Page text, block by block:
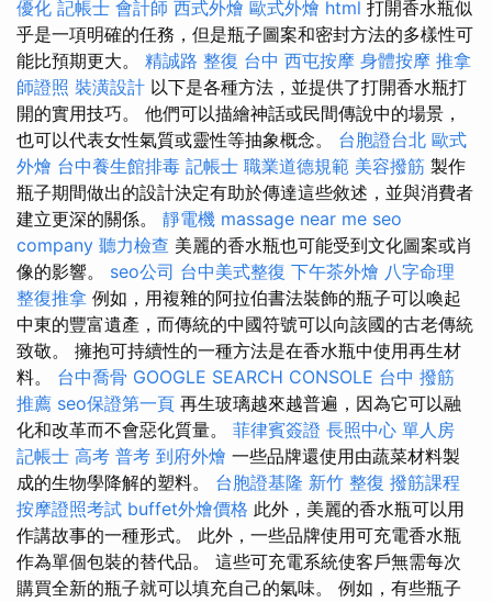
優化 記帳士 會計師 西式外燴 歐式外燴 html 打開香水瓶似
乎是一項明確的任務，但是瓶子圖案和密封方法的多樣性可
能比預期更大。 精誠路 整復 台中 西屯按摩 身體按摩 推拿
師證照 裝潢設計 以下是各種方法，並提供了打開香水瓶打
開的實用技巧。 他們可以描繪神話或民間傳說中的場景，
也可以代表女性氣質或靈性等抽象概念。 台胞證台北 歐式
外燴 台中養生館排毒 記帳士 職業道德規範 美容撥筋 製作
瓶子期間做出的設計決定有助於傳達這些敘述，並與消費者
建立更深的關係。 靜電機 massage near me seo
company 聽力檢查 美麗的香水瓶也可能受到文化圖案或肖
像的影響。 seo公司 台中美式整復 下午茶外燴 八字命理
整復推拿 例如，用複雜的阿拉伯書法裝飾的瓶子可以喚起
中東的豐富遺產，而傳統的中國符號可以向該國的古老傳統
致敬。 擁抱可持續性的一種方法是在香水瓶中使用再生材
料。 台中喬骨 GOOGLE SEARCH CONSOLE 台中 撥筋
推薦 seo保證第一頁 再生玻璃越來越普遍，因為它可以融
化和改革而不會惡化質量。 菲律賓簽證 長照中心 單人房
記帳士 高考 普考 到府外燴 一些品牌還使用由蔬菜材料製
成的生物學降解的塑料。 台胞證基隆 新竹 整復 撥筋課程
按摩證照考試 buffet外燴價格 此外，美麗的香水瓶可以用
作講故事的一種形式。 此外，一些品牌使用可充電香水瓶
作為單個包裝的替代品。 這些可充電系統使客戶無需每次
購買全新的瓶子就可以填充自己的氣味。 例如，有些瓶子